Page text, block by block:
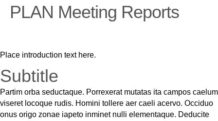
PLAN Meeting Reports
Place introduction text here.
Subtitle
Partim orba seductaque. Porrexerat mutatas ita campos caelum
viseret locoque rudis. Homini tollere aer caeli acervo. Occiduo
onus origo zonae iapeto inminet nulli elementaque. Deducite